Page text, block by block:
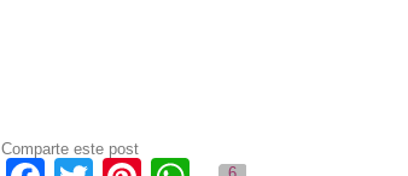
Comparte este post